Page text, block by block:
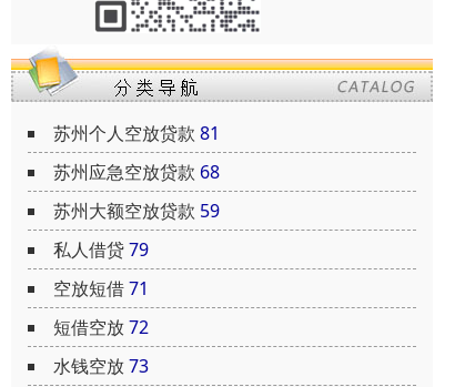
苏州个人空放贷款 81
苏州应急空放贷款 68
苏州大额空放贷款 59
私人借贷79
空放短借71
短借空放72
水钱空放73